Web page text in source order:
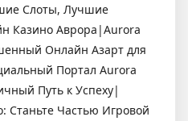
Слоты, Лучшие
Казино Аврора|Aurora
Онлайн Азарт для
Портал Aurora
Путь к Успеху|
Станьте Частью Игровой